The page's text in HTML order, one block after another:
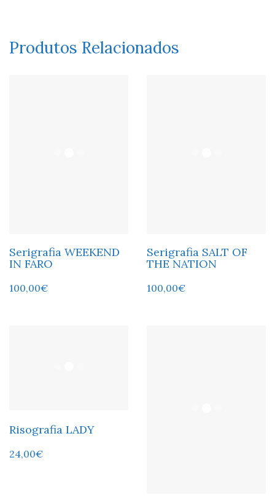
Produtos Relacionados
Serigrafia WEEKEND
IN FARO
100,00€
Serigrafia SALT OF
THE NATION
100,00€
Risografia LADY
24,00€